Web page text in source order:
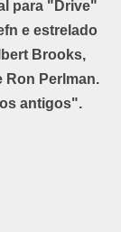
para "Drive"
e estrelado
Brooks,
Ron Perlman.
antigos".